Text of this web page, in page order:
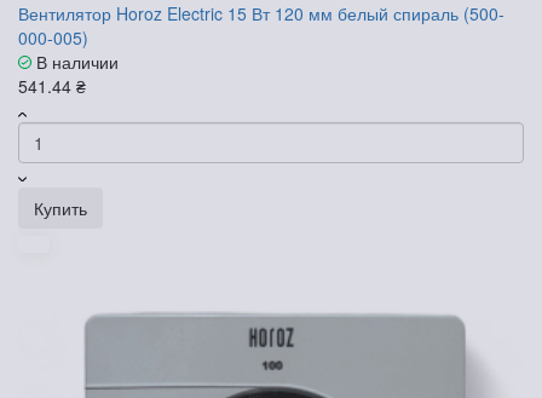
Вентилятор Horoz Electric 15 Вт 120 мм белый спираль (500-
000-005)
В наличии
541.44 ₴
Купить